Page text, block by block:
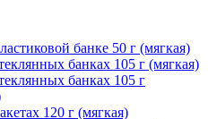
банке 50 г (мягкая)
банках 105 г (мягкая)
банках 105 г
120 г (мягкая)